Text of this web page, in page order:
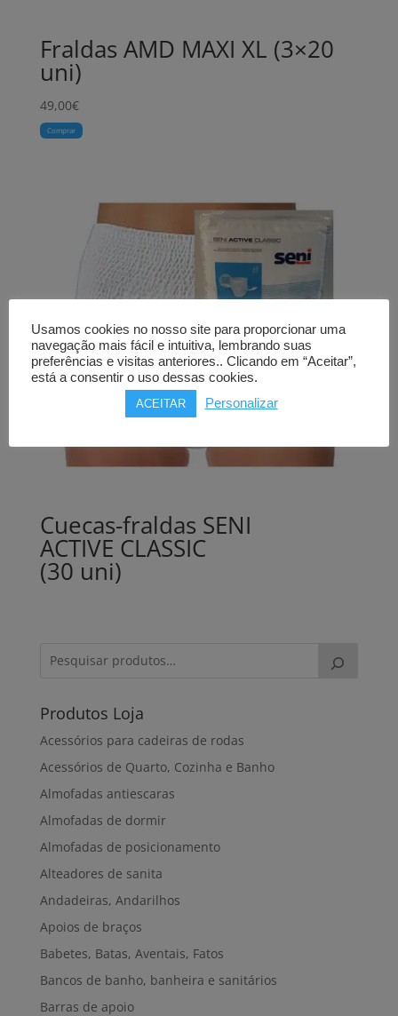
Fraldas AMD MAXI XL (3×20
uni)
49,00€
Comprar
Cuecas-fraldas SENI
ACTIVE CLASSIC
(30 uni)
Produtos Loja
Acessórios para cadeiras de rodas
Acessórios de Quarto, Cozinha e Banho
Almofadas antiescaras
Almofadas de dormir
Almofadas de posicionamento
Alteadores de sanita
Andadeiras, Andarilhos
Apoios de braços
Babetes, Batas, Aventais, Fatos
Bancos de banho, banheira e sanitários
Barras de apoio
Usamos cookies no nosso site para proporcionar uma
navegação mais fácil e intuitiva, lembrando suas
preferências e visitas anteriores.. Clicando em “Aceitar”,
está a consentir o uso dessas cookies.
ACEITAR Personalizar